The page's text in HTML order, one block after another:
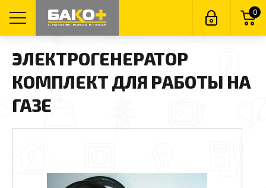
0
ЭЛЕКТРОГЕНЕРАТОР
КОМПЛЕКТ ДЛЯ РАБОТЫ НА
ГАЗЕ